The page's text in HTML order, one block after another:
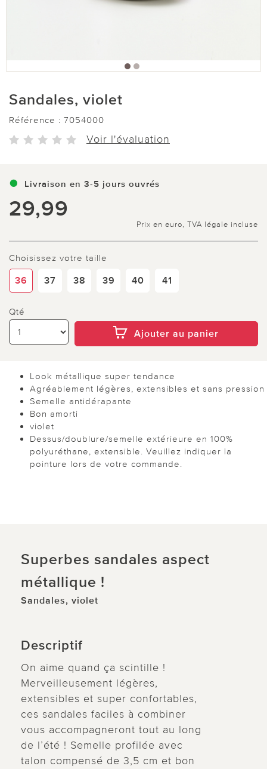
Sandales, violet
Référence : 7054000
Voir l'évaluation
Livraison en 3-5 jours ouvrés
29,99
Prix en euro, TVA légale incluse
Choisissez votre taille
36 37 38 39 40 41
Qté
Ajouter au panier
Look métallique super tendance
Agréablement légères, extensibles et sans pression
Semelle antidérapante
Bon amorti
violet
Dessus/doublure/semelle extérieure en 100%
polyuréthane, extensible. Veuillez indiquer la
pointure lors de votre commande.
Superbes sandales aspect
métallique !
Sandales, violet
Descriptif
On aime quand ça scintille !
Merveilleusement légères,
extensibles et super confortables,
ces sandales faciles à combiner
vous accompagneront tout au long
de l’été ! Semelle profilée avec
talon compensé de 3,5 cm et bon